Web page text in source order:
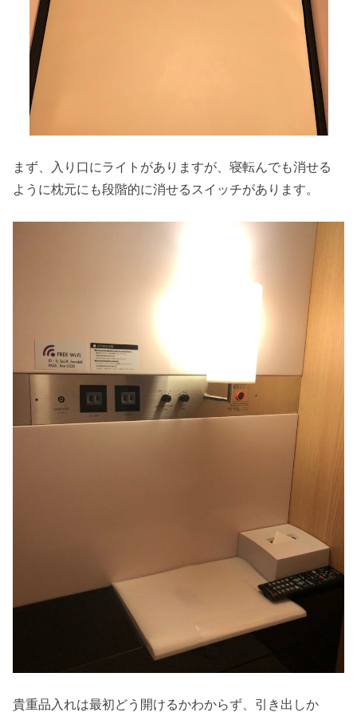
まず、入り口にライトがありますが、寝転んでも消せる
ように枕元にも段階的に消せるスイッチがあります。
貴重品入れは最初どう開けるかわからず、引き出しか